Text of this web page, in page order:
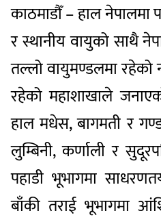
काठमाडौँ – हाल नेपालमा
र स्थानीय वायुको साथै
तल्लो वायुमण्डलमा रहेको
रहेको महाशाखाले
हाल मधेस, बागमती र
लुम्बिनी, कर्णाली र
पहाडी भूभागमा
बाँकी तराई भूभागमा